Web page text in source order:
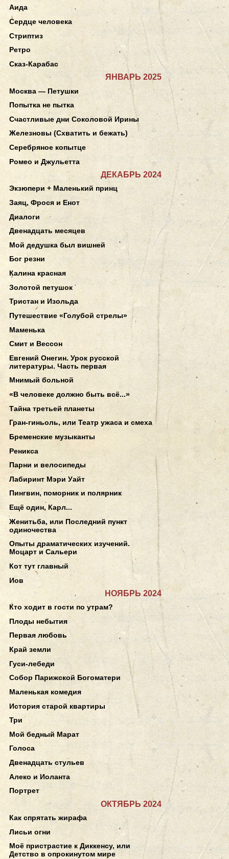
Аида
Сердце человека
Стриптиз
Ретро
Сказ-Карабас
ЯНВАРЬ 2025
Москва — Петушки
Попытка не пытка
Счастливые дни Соколовой Ирины
Железновы (Схватить и бежать)
Серебряное копытце
Ромео и Джульетта
ДЕКАБРЬ 2024
Экзюпери + Маленький принц
Заяц, Фрося и Енот
Диалоги
Двенадцать месяцев
Мой дедушка был вишней
Бог резни
Калина красная
Золотой петушок
Тристан и Изольда
Путешествие «Голубой стрелы»
Маменька
Смит и Вессон
Евгений Онегин. Урок русской
литературы. Часть первая
Мнимый больной
«В человеке должно быть всё...»
Тайна третьей планеты
Гран-гиньоль, или Театр ужаса и смеха
Бременские музыканты
Реникса
Парни и велосипеды
Лабиринт Мэри Уайт
Пингвин, поморник и полярник
Ещё один, Карл...
Женитьба, или Последний пункт
одиночества
Опыты драматических изучений.
Моцарт и Сальери
Кот тут главный
Иов
НОЯБРЬ 2024
Кто ходит в гости по утрам?
Плоды небытия
Первая любовь
Край земли
Гуси-лебеди
Собор Парижской Богоматери
Маленькая комедия
История старой квартиры
Три
Мой бедный Марат
Голоса
Двенадцать стульев
Алеко и Иоланта
Портрет
ОКТЯБРЬ 2024
Как спрятать жирафа
Лисьи огни
Моё пристрастие к Диккенсу, или
Детство в опрокинутом мире